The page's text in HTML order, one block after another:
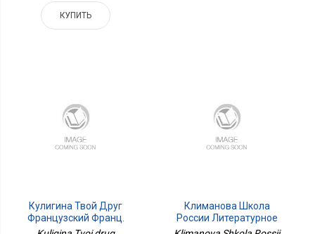
КУПИТЬ
Кулигина Твой Друг
Французский Франц.
Язык 7кл. В 2-Х Ч. Ч.2
Климанова Школа
России Литературное
Чтение 4кл. Тетрадь По